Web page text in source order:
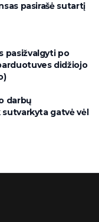
pasirašė sutartį
pasižvalgyti po
didžiojo
darbų
gatvė vėl